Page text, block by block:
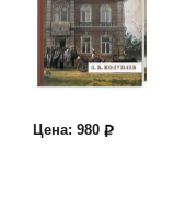
Цена: 980